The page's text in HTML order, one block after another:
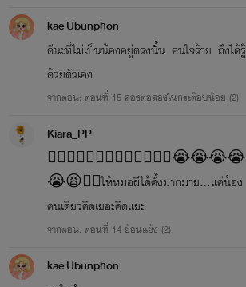
kae Ubunphon
ดีนะที่ไม่เป็นน้องอยู่ตรงนั้น คนใจร้าย ถึงได้รู้
ด้วยตัวเอง
จากตอน: ตอนที่ 15 สองต่อสองในกระต๊อบน้อย (2)
Kiara_PP
😮‍💨😮‍💨😮‍💨😮‍💨😤😤😤😤😤😭😭😭😭
😭😫🙏🙏ให้หมอผีได้ตั้งมากมาย...แค่น้อง
คนเดียวคิดเยอะคิดแยะ
จากตอน: ตอนที่ 14 ย้อนแย้ง (2)
kae Ubunphon